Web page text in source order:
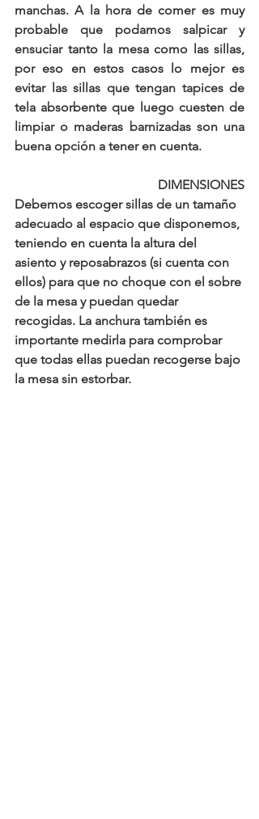
manchas. A la hora de comer es muy
probable que podamos salpicar y
ensuciar tanto la mesa como las sillas,
por eso en estos casos lo mejor es
evitar las sillas que tengan tapices de
tela absorbente que luego cuesten de
limpiar o maderas barnizadas son una
buena opción a tener en cuenta.
DIMENSIONES
Debemos escoger sillas de un tamaño
adecuado al espacio que disponemos,
teniendo en cuenta la altura del
asiento y reposabrazos (si cuenta con
ellos) para que no choque con el sobre
de la mesa y puedan quedar
recogidas. La anchura también es
importante medirla para comprobar
que todas ellas puedan recogerse bajo
la mesa sin estorbar.